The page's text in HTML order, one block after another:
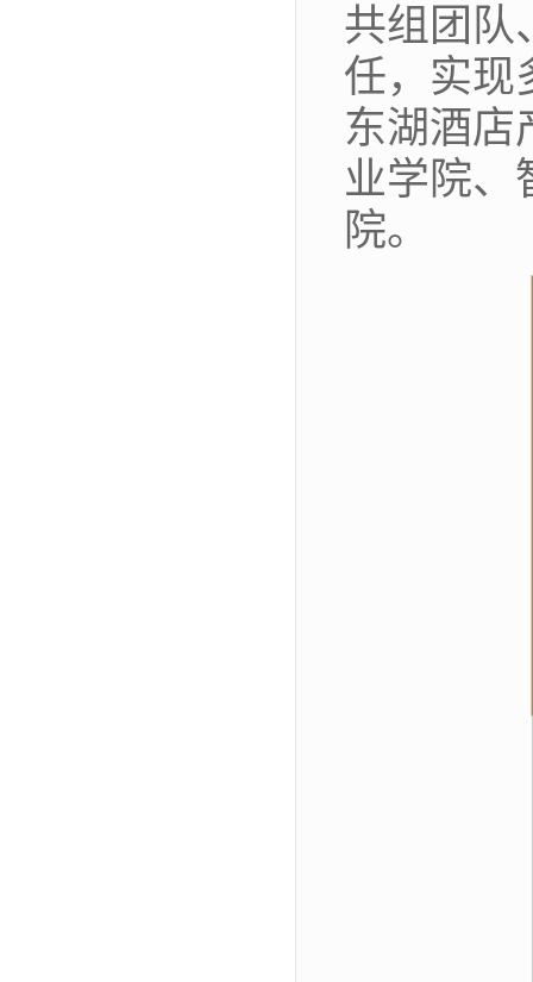
共组团队
任，实现
东湖酒店
业学院、
院。